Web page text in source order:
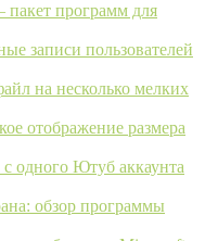
программ для
записи пользователей
на несколько мелких
отображение размера
одного Ютуб аккаунта
обзор программы